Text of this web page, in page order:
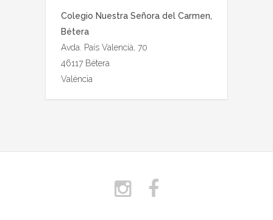
Colegio Nuestra Señora del Carmen,
Bétera
Avda. País Valencià, 70
46117 Bétera
València